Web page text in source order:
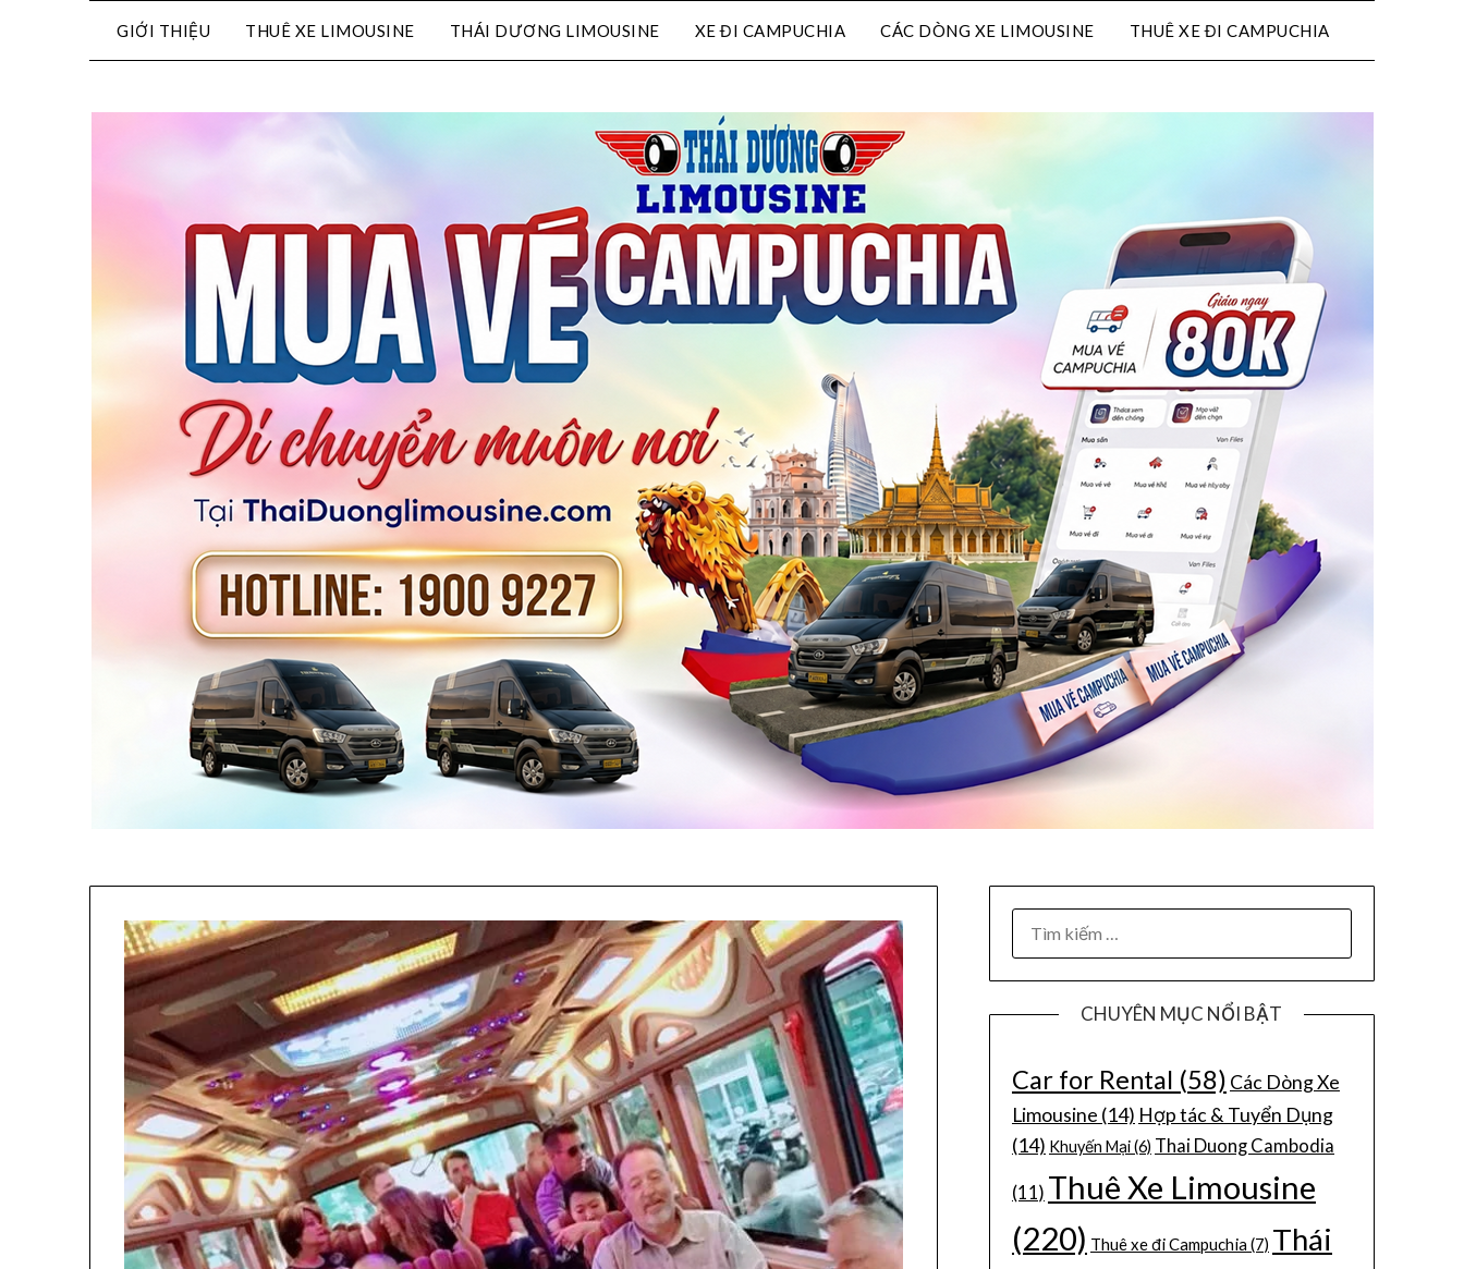
GIỚI THIỆU THUÊ XE LIMOUSINE THÁI DƯƠNG LIMOUSINE XE ĐI CAMPUCHIA CÁC DÒNG XE LIMOUSINE THUÊ XE ĐI CAMPUCHIA
CHUYÊN MỤC NỔI BẬT
Car for Rental (58) Các Dòng Xe
Limousine (14) Hợp tác & Tuyển Dụng
(14) Khuyến Mại(6) Thai Duong Cambodia
(11) Thuê Xe Limousine
(220) Thuê xe đi Campuchia(7) Thái